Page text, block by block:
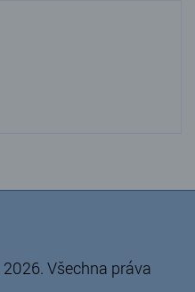
2026. Všechna práva